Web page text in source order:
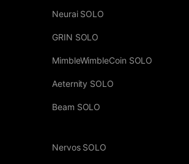
Neurai SOLO
GRIN SOLO
MimbleWimbleCoin SOLO
Aeternity SOLO
Beam SOLO
Nervos SOLO